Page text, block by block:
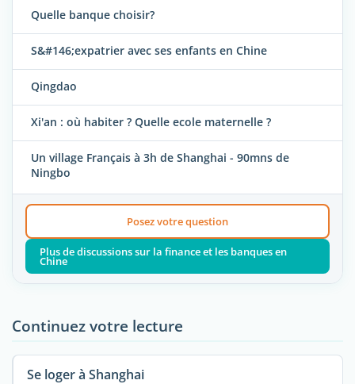
Quelle banque choisir?
S&#146;expatrier avec ses enfants en Chine
Qingdao
Xi'an : où habiter ? Quelle ecole maternelle ?
Un village Français à 3h de Shanghai - 90mns de
Ningbo
Posez votre question
Plus de discussions sur la finance et les banques en
Chine
Continuez votre lecture
Se loger à Shanghai